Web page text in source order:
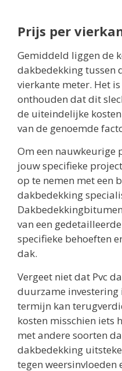
Prijs per
Gemiddeld liggen de
dakbedekking tussen
vierkante meter. Het
onthouden dat dit
de uiteindelijke
van de genoemde
Om een nauwkeurige
jouw specifieke
op te nemen met een
dakbedekking
van een
specifieke behoeften
dak.
Vergeet niet dat Pvc
duurzame investering
termijn kan
kosten misschien iets
met andere soorten
dakbedekking
tegen weersinvloeden